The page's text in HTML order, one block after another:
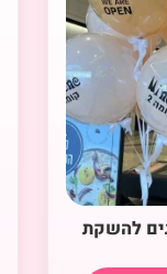
להשקת